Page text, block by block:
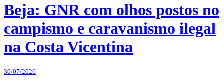
Beja: GNR com olhos postos no
campismo e caravanismo ilegal
na Costa Vicentina
30/07/2026